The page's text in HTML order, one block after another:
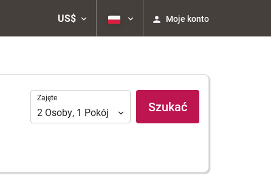
US$ Moje konto
Zajęte
Zajęte
2 Osoby, 1 Pokój Szukać